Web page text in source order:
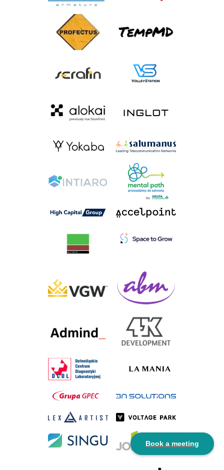
Book a meeting